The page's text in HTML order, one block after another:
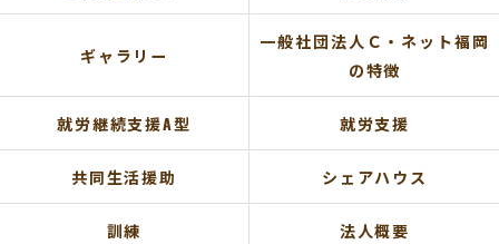
ギャラリー
一般社団法人Ｃ・ネット福岡
の特徴
就労継続支援A型 就労支援
共同生活援助 シェアハウス
訓練 法人概要